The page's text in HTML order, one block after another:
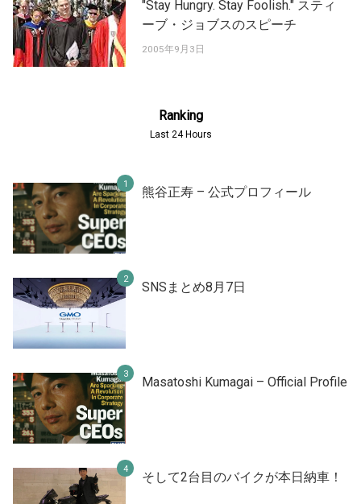
"Stay Hungry. Stay Foolish." スティ
ーブ・ジョブスのスピーチ
2005年9月3日
Ranking
Last 24 Hours
熊谷正寿 – 公式プロフィール
SNSまとめ8月7日
Masatoshi Kumagai – Official Profile
そして2台目のバイクが本日納車！